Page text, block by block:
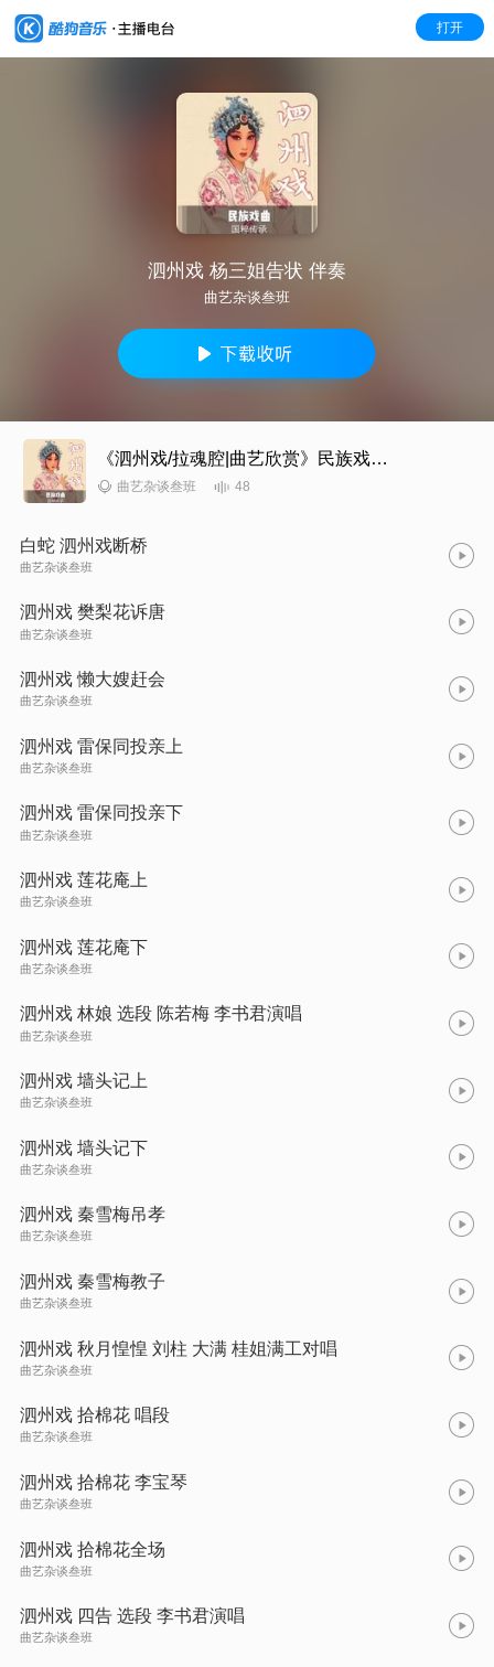
打开
泗州戏 杨三姐告状 伴奏
曲艺杂谈叁班
《泗州戏/拉魂腔|曲艺欣赏》民族戏曲|国潮复兴
曲艺杂谈叁班 48
白蛇 泗州戏断桥
曲艺杂谈叁班
泗州戏 樊梨花诉唐
曲艺杂谈叁班
泗州戏 懒大嫂赶会
曲艺杂谈叁班
泗州戏 雷保同投亲上
曲艺杂谈叁班
泗州戏 雷保同投亲下
曲艺杂谈叁班
泗州戏 莲花庵上
曲艺杂谈叁班
泗州戏 莲花庵下
曲艺杂谈叁班
泗州戏 林娘 选段 陈若梅 李书君演唱
曲艺杂谈叁班
泗州戏 墙头记上
曲艺杂谈叁班
泗州戏 墙头记下
曲艺杂谈叁班
泗州戏 秦雪梅吊孝
曲艺杂谈叁班
泗州戏 秦雪梅教子
曲艺杂谈叁班
泗州戏 秋月惶惶 刘柱 大满 桂姐满工对唱
曲艺杂谈叁班
泗州戏 拾棉花 唱段
曲艺杂谈叁班
泗州戏 拾棉花 李宝琴
曲艺杂谈叁班
泗州戏 拾棉花全场
曲艺杂谈叁班
泗州戏 四告 选段 李书君演唱
曲艺杂谈叁班